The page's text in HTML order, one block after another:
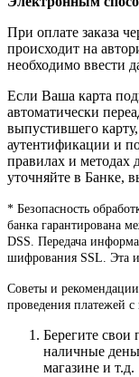
При оплате заказа
происходит на
необходимо ввести
Если Ваша карта
автоматически
выпустившего
аутентификации и
правилах и методах
уточняйте в Банке,
* Безопасность
банка гарантирована
DSS. Передача
шифрования SSL. Эта
Советы и
проведения платежей с
Берегите свои
наличные
магазине и т.д.